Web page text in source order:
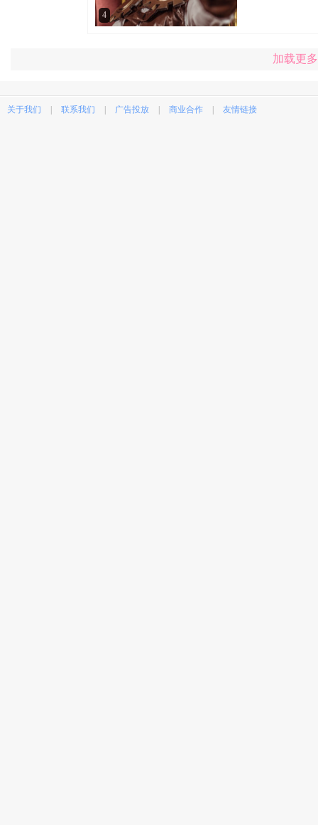
4
加载更
关于我们 联系我们 广告投放 商业合作 友情链接